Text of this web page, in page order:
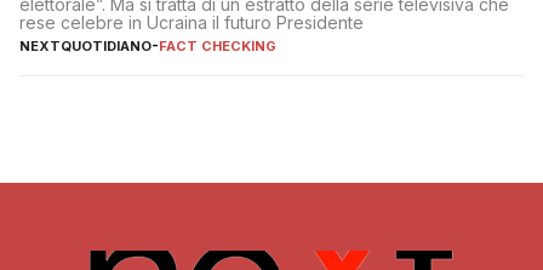
rese celebre in Ucraina il futuro Presidente
NEXTQUOTIDIANO-FACT CHECKING